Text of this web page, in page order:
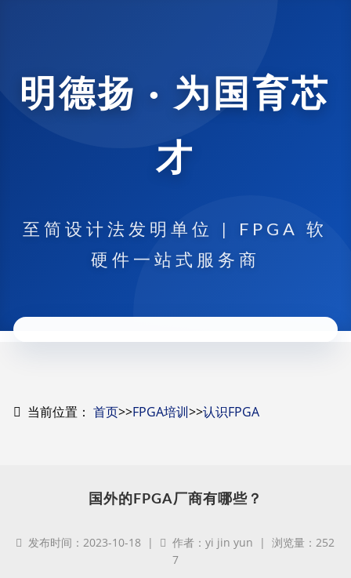
明德扬 · 为国育芯
才
至简设计法发明单位 | FPGA 软
硬件一站式服务商
当前位置：首页>>FPGA培训>>认识FPGA
国外的FPGA厂商有哪些？
发布时间：2023-10-18 |
作者：yi jin yun | 浏览量：252
7